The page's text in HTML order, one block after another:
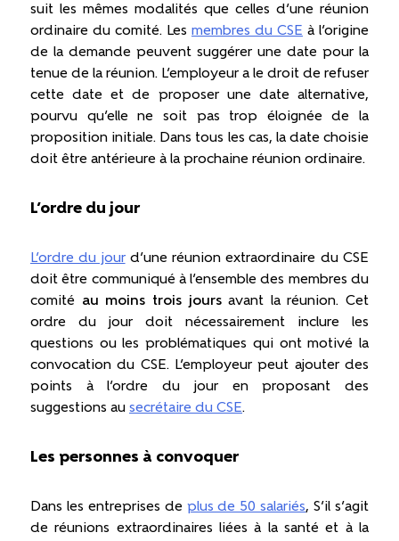
suit les mêmes modalités que celles d’une réunion
ordinaire du comité. Les membres du CSE à l’origine
de la demande peuvent suggérer une date pour la
tenue de la réunion. L’employeur a le droit de refuser
cette date et de proposer une date alternative,
pourvu qu’elle ne soit pas trop éloignée de la
proposition initiale. Dans tous les cas, la date choisie
doit être antérieure à la prochaine réunion ordinaire.
L’ordre du jour
L’ordre du jourd’une réunion extraordinaire du CSE
doit être communiqué à l’ensemble des membres du
comité au moins trois joursavant la réunion. Cet
ordre du jour doit nécessairement inclure les
questions ou les problématiques qui ont motivé la
convocation du CSE. L’employeur peut ajouter des
points à l’ordre du jour en proposant des
suggestions au secrétaire du CSE.
Les personnes à convoquer
Dans les entreprises de plus de 50 salariés, S’il s’agit
de réunions extraordinaires liées à la santé et à la